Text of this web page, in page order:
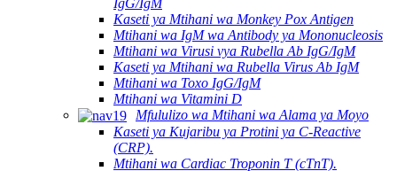
IgG/IgM
Kaseti ya Mtihani wa Monkey Pox Antigen
Mtihani wa IgM wa Antibody ya Mononucleosis
Mtihani wa Virusi vya Rubella Ab IgG/IgM
Kaseti ya Mtihani wa Rubella Virus Ab IgM
Mtihani wa Toxo IgG/IgM
Mtihani wa Vitamini D
Mfululizo wa Mtihani wa Alama ya Moyo
Kaseti ya Kujaribu ya Protini ya C-Reactive
(CRP).
Mtihani wa Cardiac Troponin T (cTnT).